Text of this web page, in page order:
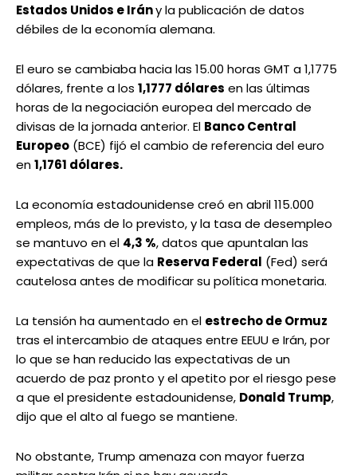
Estados Unidos e Irány la publicación de datos
débiles de la economía alemana.
El euro se cambiaba hacia las 15.00 horas GMT a 1,1775
dólares, frente a los 1,1777 dólares en las últimas
horas de la negociación europea del mercado de
divisas de la jornada anterior. El Banco Central
Europeo (BCE) fijó el cambio de referencia del euro
en1,1761 dólares.
La economía estadounidense creó en abril 115.000
empleos, más de lo previsto, y la tasa de desempleo
se mantuvo en el 4,3 %, datos que apuntalan las
expectativas de que la Reserva Federal (Fed) será
cautelosa antes de modificar su política monetaria.
La tensión ha aumentado en el estrecho de Ormuz
tras el intercambio de ataques entre EEUU e Irán, por
lo que se han reducido las expectativas de un
acuerdo de paz pronto y el apetito por el riesgo pese
a que el presidente estadounidense, Donald Trump,
dijo que el alto al fuego se mantiene.
No obstante, Trump amenaza con mayor fuerza